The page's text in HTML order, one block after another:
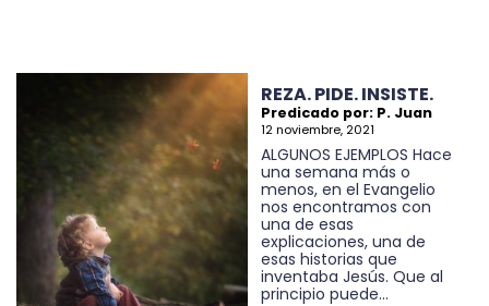
REZA. PIDE. INSISTE.
Predicado por: P. Juan
12 noviembre, 2021
ALGUNOS EJEMPLOS Hace
una semana más o
menos, en el Evangelio
nos encontramos con
una de esas
explicaciones, una de
esas historias que
inventaba Jesús. Que al
principio puede...